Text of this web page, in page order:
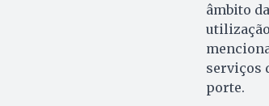
âmbito
serviços
porte.